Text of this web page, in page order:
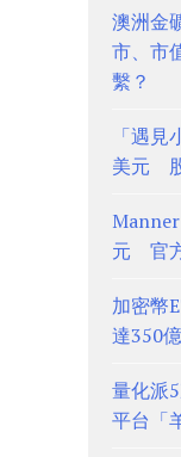
澳洲金
市、市
繫？
「遇
美元
元 官
加密幣
達350
量化派
平台「